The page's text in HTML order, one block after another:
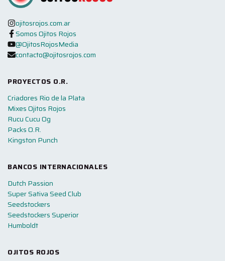
ojitosrojos.com.ar
Somos Ojitos Rojos
@OjitosRojosMedia
contacto@ojitosrojos.com
PROYECTOS O.R.
Criadores Rio de la Plata
Mixes Ojitos Rojos
Rucu Cucu Og
Packs O.R.
Kingston Punch
BANCOS INTERNACIONALES
Dutch Passion
Super Sativa Seed Club
Seedstockers
Seedstockers Superior
Humboldt
OJITOS ROJOS